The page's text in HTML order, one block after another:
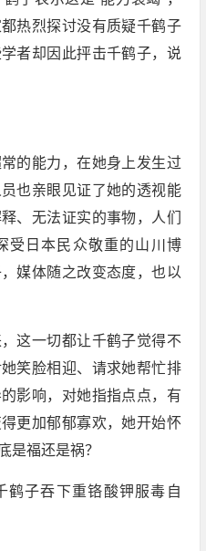
热烈探讨没有质疑千鹤子
者却因此抨击千鹤子，说
的能力，在她身上发生过
也亲眼见证了她的透视能
、无法证实的事物，人们
受日本民众敬重的山川博
媒体随之改变态度，也以
这一切都让千鹤子觉得不
笑脸相迎、请求她帮忙排
影响，对她指指点点，有
更加郁郁寡欢，她开始怀
是福还是祸？
鹤子吞下重铬酸钾服毒自